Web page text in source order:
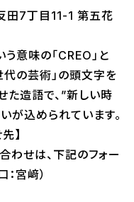
田7丁目11-1 第五花
意味の「CREO」と
の芸術」の頭文字を
た造語で、”新しい時
が込められています。
】
わせは、下記のフォー
宮﨑）